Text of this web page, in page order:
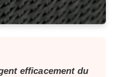
efficacement du